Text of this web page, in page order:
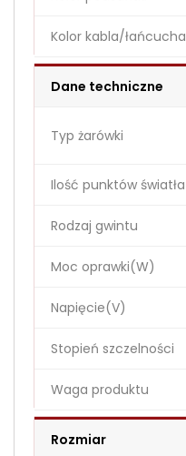
Kolor kabla/łańcucha
Dane techniczne
Typ żarówki
Ilość punktów światła
Rodzaj gwintu
Moc oprawki(W)
Napięcie(V)
Stopień szczelności
Waga produktu
Rozmiar